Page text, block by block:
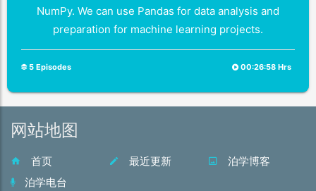
NumPy. We can use Pandas for data analysis and
preparation for machine learning projects.
5 Episodes 00:26:58 Hrs
网站地图
首页 最近更新
泊学博客
泊学电台